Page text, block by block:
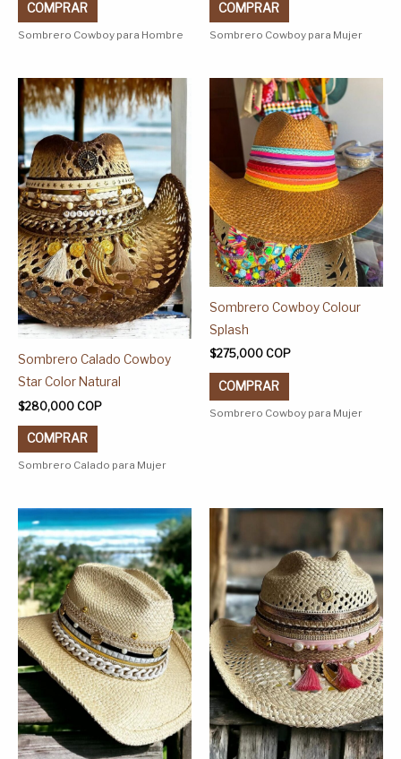
COMPRAR
Sombrero Cowboy para Hombre
COMPRAR
Sombrero Cowboy para Mujer
Sombrero Calado Cowboy
Star Color Natural
$280,000 COP
COMPRAR
Este
producto
tiene
múltiples
variantes.
Las
opciones
se
pueden
elegir
en
la
página
de
producto
Sombrero Calado para Mujer
Sombrero Cowboy Colour
Splash
$275,000 COP
COMPRAR
Este
producto
tiene
múltiples
variantes.
Las
opciones
se
pueden
elegir
en
página
producto
Sombrero Cowboy para Mujer
Este
producto
tiene
múltiples
variantes.
Las
opciones
se
pueden
elegir
producto
tiene
múltiples
variantes.
Las
opciones
se
pueden
elegir
en